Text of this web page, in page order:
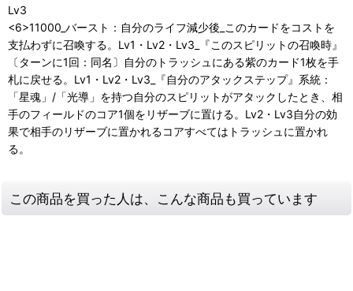
Lv3
<6>11000_バースト：自分のライフ減少後_このカードをコストを
支払わずに召喚する。Lv1・Lv2・Lv3_『このスピリットの召喚時』
〔ターンに1回：同名〕自分のトラッシュにある紫のカード1枚を手
札に戻せる。Lv1・Lv2・Lv3_『自分のアタックステップ』系統：
「星魂」/「光導」を持つ自分のスピリットがアタックしたとき、相
手のフィールドのコア1個をリザーブに置ける。Lv2・Lv3自分の効
果で相手のリザーブに置かれるコアすべてはトラッシュに置かれ
る。
この商品を買った人は、こんな商品も買っています